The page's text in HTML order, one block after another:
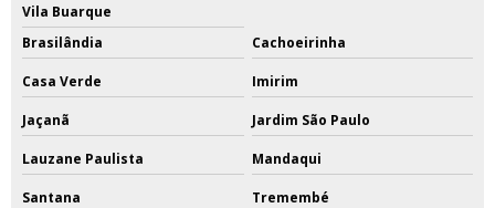
Vila Buarque
Brasilândia
Cachoeirinha
Casa Verde Imirim
Jaçanã Jardim São Paulo
Lauzane Paulista Mandaqui
Santana Tremembé